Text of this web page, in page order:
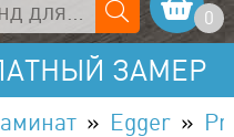
0
ЗАМЕР
Egger